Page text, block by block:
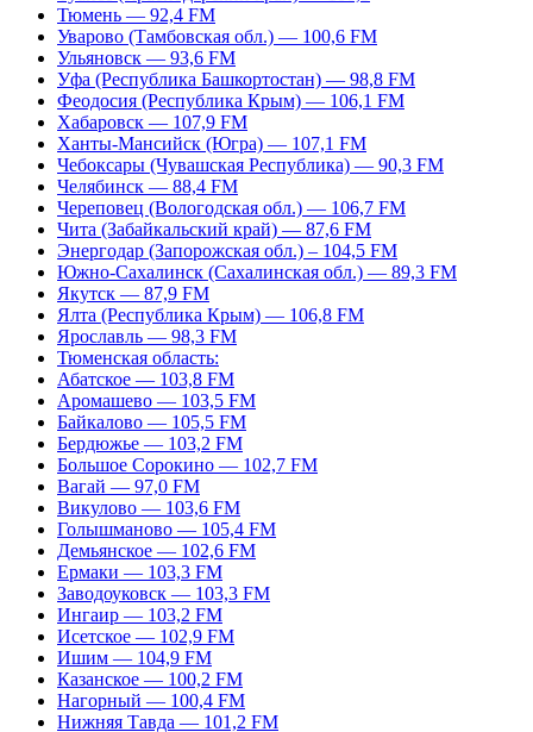
Тюмень — 92,4 FM
Уварово (Тамбовская обл.) — 100,6 FM
Ульяновск — 93,6 FM
Уфа (Республика Башкортостан) — 98,8 FM
Феодосия (Республика Крым) — 106,1 FM
Хабаровск — 107,9 FM
Ханты-Мансийск (Югра) — 107,1 FM
Чебоксары (Чувашская Республика) — 90,3 FM
Челябинск — 88,4 FM
Череповец (Вологодская обл.) — 106,7 FM
Чита (Забайкальский край) — 87,6 FM
Энергодар (Запорожская обл.) – 104,5 FM
Южно-Сахалинск (Сахалинская обл.) — 89,3 FM
Якутск — 87,9 FM
Ялта (Республика Крым) — 106,8 FM
Ярославль — 98,3 FM
Тюменская область:
Абатское — 103,8 FM
Аромашево — 103,5 FM
Байкалово — 105,5 FM
Бердюжье — 103,2 FM
Большое Сорокино — 102,7 FM
Вагай — 97,0 FM
Викулово — 103,6 FM
Голышманово — 105,4 FM
Демьянское — 102,6 FM
Ермаки — 103,3 FM
Заводоуковск — 103,3 FM
Ингаир — 103,2 FM
Исетское — 102,9 FM
Ишим — 104,9 FM
Казанское — 100,2 FM
Нагорный — 100,4 FM
Нижняя Тавда — 101,2 FM